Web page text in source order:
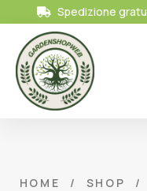
Spedizione
HOME / SHOP /